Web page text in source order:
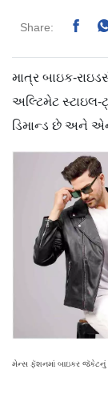
Share:
માત્ર બાઇક-
અલ્ટિમેટ સ્ટાઇલ-
ડિમાન્ડ છે અને
મેન્સ ફૅશનમાં બાઇકર